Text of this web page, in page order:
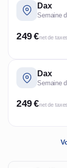
Dax
Semaine
249 €net de taxes
Dax
Semaine
249 €net de taxes